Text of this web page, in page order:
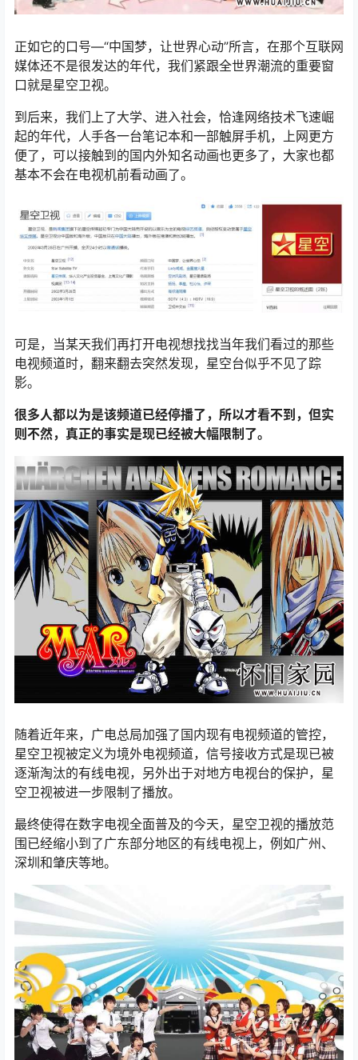
正如它的口号—“中国梦，让世界心动”所言，在那个互联网
媒体还不是很发达的年代，我们紧跟全世界潮流的重要窗
口就是星空卫视。
到后来，我们上了大学、进入社会，恰逢网络技术飞速崛
起的年代，人手各一台笔记本和一部触屏手机，上网更方
便了，可以接触到的国内外知名动画也更多了，大家也都
基本不会在电视机前看动画了。
可是，当某天我们再打开电视想找找当年我们看过的那些
电视频道时，翻来翻去突然发现，星空台似乎不见了踪
影。
很多人都以为是该频道已经停播了，所以才看不到，但实
则不然，真正的事实是现已经被大幅限制了。
随着近年来，广电总局加强了国内现有电视频道的管控，
星空卫视被定义为境外电视频道，信号接收方式是现已被
逐渐淘汰的有线电视，另外出于对地方电视台的保护，星
空卫视被进一步限制了播放。
最终使得在数字电视全面普及的今天，星空卫视的播放范
围已经缩小到了广东部分地区的有线电视上，例如广州、
深圳和肇庆等地。